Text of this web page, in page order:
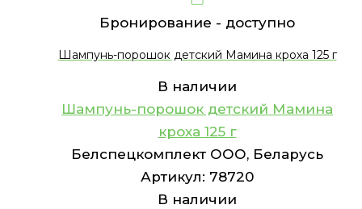
Бронирование - доступно
Шампунь-порошок детский Мамина кроха 125 г
В наличии
Шампунь-порошок детский Мамина
кроха 125 г
Белспецкомплект ООО, Беларусь
Артикул: 78720
В наличии